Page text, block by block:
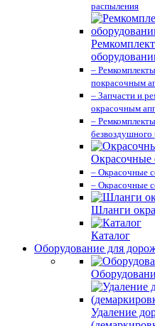
распыления
–
покрасочным
– Запчасти и
окрасочным
–
Окрасочные
– Окрасочные
– Окрасочные
Шланги
Каталог
Оборудование для
Удаление